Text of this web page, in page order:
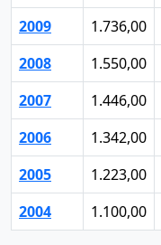
2009
1.736,00
2008
1.550,00
2007
1.446,00
2006
1.342,00
2005
1.223,00
2004
1.100,00